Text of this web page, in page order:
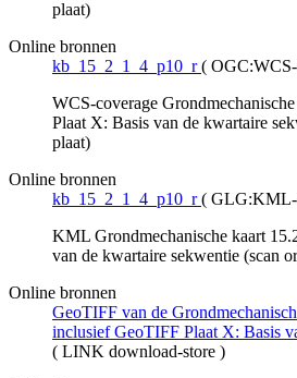
plaat)
Online bronnen
kb_15_2_1_4_p10_r (
WCS-coverage
Plaat X: Basis van de kwartaire
plaat)
Online bronnen
kb_15_2_1_4_p10_r ( GLG:KML-
KML Grondmechanische kaart
van de kwartaire sekwentie (scan
Online bronnen
GeoTIFF van de
inclusief GeoTIFF Plaat X: Basis
( LINK download-store )